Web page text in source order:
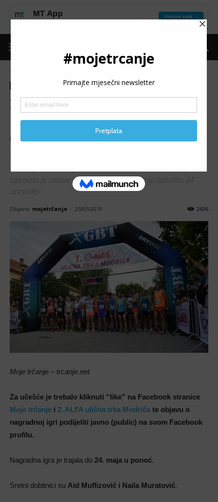
2. ALFA ULIČNA TRKA
MODRIČA: Ko su sretni
dobitnici startnina?
ispravno je uslove za ulazak u konkurenciju ispunilo 24
učesnika.
Objavio mojetrčanje - 25/05/2019 2436
Moje trčanje – trcanje.net
Za učešće je trebalo kliknuti “like” na Facebook stranice
Moje trčanje i 2. ALFA ulična trka Modriča te objavu o
nagradnoj igri podijeliti javno (public) na svom Facebook
profilu.
Nagradna igra je trajala do 24. maja u ponoć.
Sretni dobitnici su Aid Muflizović i Naila Muratović.